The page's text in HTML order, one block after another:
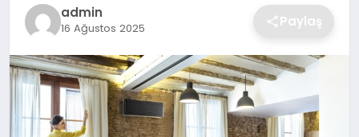
TEKNOLOJI
admin
16 Ağustos 2025 Paylaş